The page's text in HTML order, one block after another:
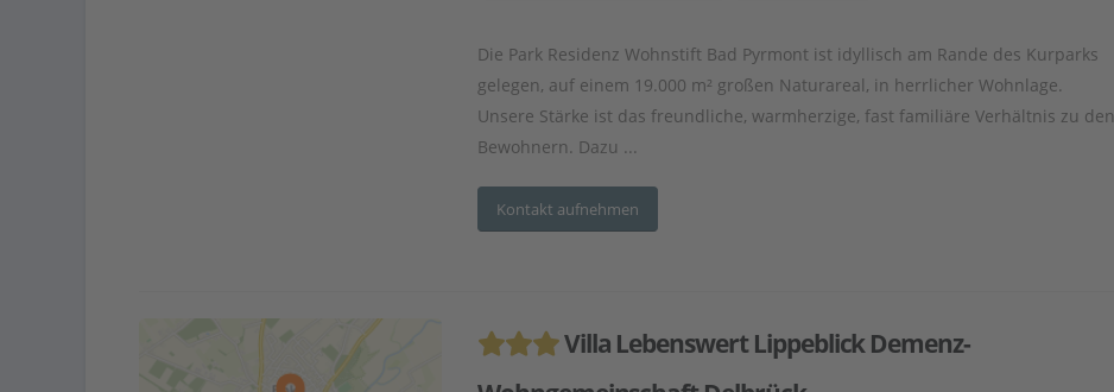
Die Park Residenz Wohnstift Bad Pyrmont ist idyllisch am Rande des Kurparks
gelegen, auf einem 19.000 m² großen Naturareal, in herrlicher Wohnlage.
Unsere Stärke ist das freundliche, warmherzige, fast familiäre Verhältnis zu den
Bewohnern. Dazu ...
Kontakt aufnehmen
Villa Lebenswert Lippeblick Demenz-